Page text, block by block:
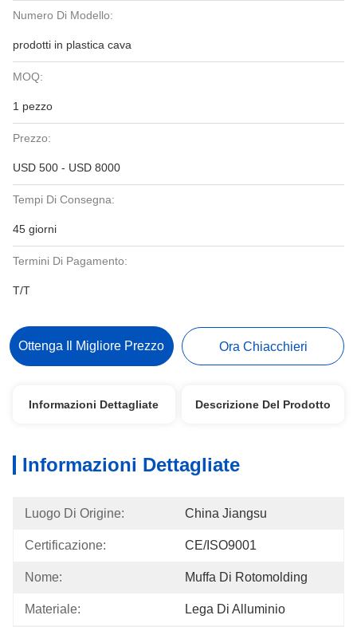
Numero Di Modello:
prodotti in plastica cava
MOQ:
1 pezzo
Prezzo:
USD 500 - USD 8000
Tempi Di Consegna:
45 giorni
Termini Di Pagamento:
T/T
Ottenga Il Migliore Prezzo Ora Chiacchieri
Informazioni Dettagliate Descrizione Del Prodotto
Informazioni Dettagliate
Luogo Di Origine: China Jiangsu
Certificazione: CE/ISO9001
Nome: Muffa Di Rotomolding
Materiale: Lega Di Alluminio